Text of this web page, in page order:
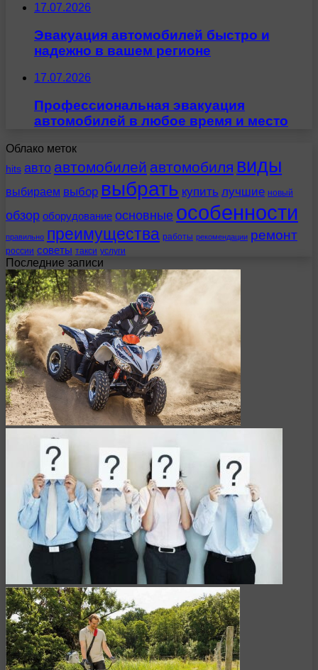
17.07.2026
Эвакуация автомобилей быстро и
надежно в вашем регионе
17.07.2026
Профессиональная эвакуация
автомобилей в любое время и место
Облако меток
hits авто автомобилей автомобиля виды
выбираем выбор выбрать купить лучшие новый
обзор оборудование основные особенности
правильно преимущества работы рекомендации ремонт
россии советы такси услуги
Последние записи